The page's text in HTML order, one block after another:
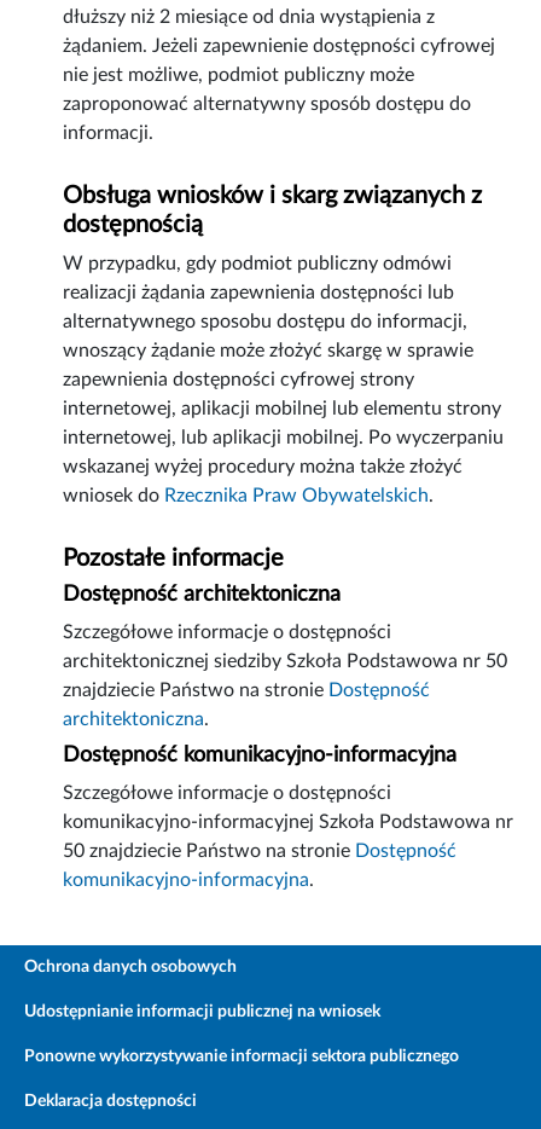
dłuższy niż 2 miesiące od dnia wystąpienia z
żądaniem. Jeżeli zapewnienie dostępności cyfrowej
nie jest możliwe, podmiot publiczny może
zaproponować alternatywny sposób dostępu do
informacji.
Obsługa wniosków i skarg związanych z
dostępnością
W przypadku, gdy podmiot publiczny odmówi
realizacji żądania zapewnienia dostępności lub
alternatywnego sposobu dostępu do informacji,
wnoszący żądanie może złożyć skargę w sprawie
zapewnienia dostępności cyfrowej strony
internetowej, aplikacji mobilnej lub elementu strony
internetowej, lub aplikacji mobilnej. Po wyczerpaniu
wskazanej wyżej procedury można także złożyć
wniosek do Rzecznika Praw Obywatelskich.
Pozostałe informacje
Dostępność architektoniczna
Szczegółowe informacje o dostępności
architektonicznej siedziby Szkoła Podstawowa nr 50
znajdziecie Państwo na stronie Dostępność
architektoniczna.
Dostępność komunikacyjno-informacyjna
Szczegółowe informacje o dostępności
komunikacyjno-informacyjnej Szkoła Podstawowa nr
50 znajdziecie Państwo na stronie Dostępność
komunikacyjno-informacyjna.
Ochrona danych osobowych
Udostępnianie informacji publicznej na wniosek
Ponowne wykorzystywanie informacji sektora publicznego
Deklaracja dostępności